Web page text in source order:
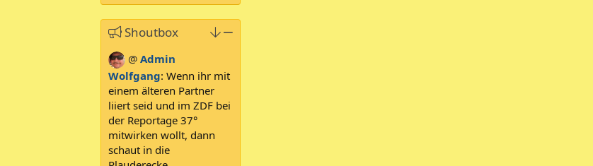
Shoutbox
@ Admin
Wolfgang: Wenn ihr mit
einem älteren Partner
liiert seid und im ZDF bei
der Reportage 37°
mitwirken wollt, dann
schaut in die